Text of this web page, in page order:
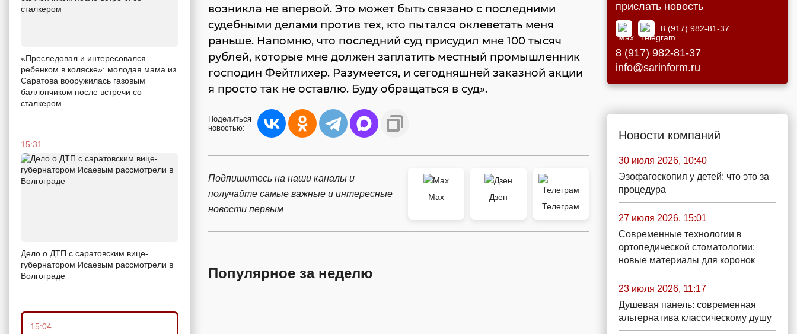
«Преследовал и интересовался
ребенком в коляске»: молодая мама из
Саратова вооружилась газовым
баллончиком после встречи со
сталкером
15:31
Дело о ДТП с саратовским вице-
губернатором Исаевым рассмотрели в
Волгограде
15:04
возникла не впервой. Это может быть связано с последними
судебными делами против тех, кто пытался оклеветать меня
раньше. Напомню, что последний суд присудил мне 100 тысяч
рублей, которые мне должен заплатить местный промышленник
господин Фейтлихер. Разумеется, и сегодняшней заказной акции
я просто так не оставлю. Буду обращаться в суд».
Поделиться
новостью:
Подпишитесь на наши каналы и
получайте самые важные и интересные
новости первым
Max
Дзен
Телеграм
Популярное за неделю
прислать новость
8 (917) 982-81-37
8 (917) 982-81-37
info@sarinform.ru
Новости компаний
30 июля 2026, 10:40
Эзофагоскопия у детей: что это за
процедура
27 июля 2026, 15:01
Современные технологии в
ортопедической стоматологии:
новые материалы для коронок
23 июля 2026, 11:17
Душевая панель: современная
альтернатива классическому душу